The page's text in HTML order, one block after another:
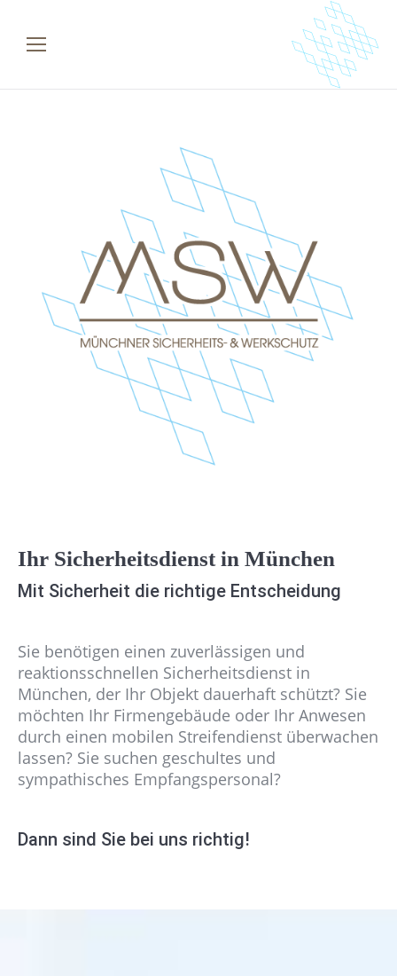
Ihr Sicherheitsdienst in München
Mit Sicherheit die richtige Entscheidung
Sie benötigen einen zuverlässigen und
reaktionsschnellen Sicherheitsdienst in
München, der Ihr Objekt dauerhaft schützt? Sie
möchten Ihr Firmengebäude oder Ihr Anwesen
durch einen mobilen Streifendienst überwachen
lassen? Sie suchen geschultes und
sympathisches Empfangspersonal?
Dann sind Sie bei uns richtig!